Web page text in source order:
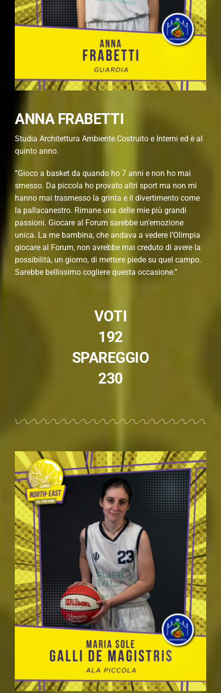
ANNA FRABETTI
Studia Architettura Ambiente Costruito e Interni ed è al
quinto anno.
“Gioco a basket da quando ho 7 anni e non ho mai
smesso. Da piccola ho provato altri sport ma non mi
hanno mai trasmesso la grinta e il divertimento come
la pallacanestro. Rimane una delle mie più grandi
passioni. Giocare al Forum sarebbe un’emozione
unica. La me bambina, che andava a vedere l’Olimpia
giocare al Forum, non avrebbe mai creduto di avere la
possibilità, un giorno, di mettere piede su quel campo.
Sarebbe bellissimo cogliere questa occasione.”
VOTI
192
SPAREGGIO
230